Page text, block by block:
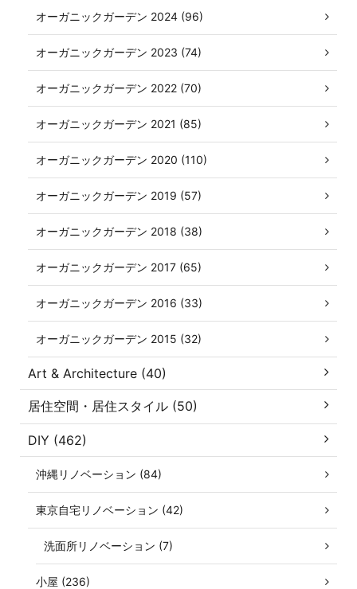
オーガニックガーデン 2024 (96)
オーガニックガーデン 2023 (74)
オーガニックガーデン 2022 (70)
オーガニックガーデン 2021 (85)
オーガニックガーデン 2020 (110)
オーガニックガーデン 2019 (57)
オーガニックガーデン 2018 (38)
オーガニックガーデン 2017 (65)
オーガニックガーデン 2016 (33)
オーガニックガーデン 2015 (32)
Art & Architecture (40)
居住空間・居住スタイル (50)
DIY (462)
沖縄リノベーション (84)
東京自宅リノベーション (42)
洗面所リノベーション (7)
小屋 (236)